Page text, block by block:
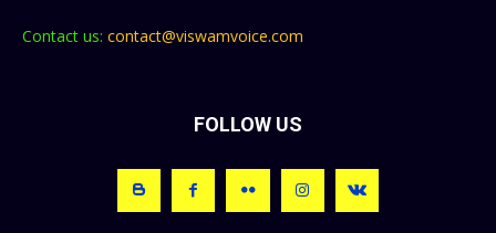
Contact us: contact@viswamvoice.com
FOLLOW US